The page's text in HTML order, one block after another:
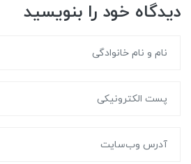
دیدگاه خود را بنویسید